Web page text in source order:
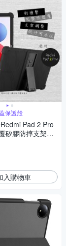
保護殼
Pad 2 Pro
矽膠防摔支架軟
入購物車